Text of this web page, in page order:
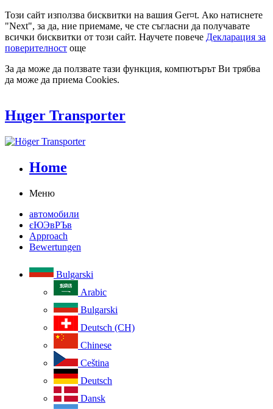
Този сайт използва бисквитки на вашия Ger¤t. Ако натиснете
"Next", за да, ние приемаме, че сте съгласни да получавате
всички бисквитки от този сайт. Научете повече Декларация за
поверителност още
За да може да ползвате тази функция, компютърът Ви трябва
да може да приема Cookies.
Hцger Transporter
Home
Меню
автомобили
єЮЭвРЪв
Approach
Bewertungen
Bulgarski
Arabic
Bulgarski
Deutsch (CH)
Chinese
Ceština
Deutsch
Dansk